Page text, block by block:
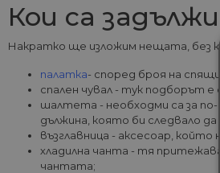
Кои са
Накратко ще изложим нещата, без
палатка- според броя на
спален чувал - тук подборът
шалтета - необходми са за
дължина, която би следвало
възглавница - аксесоар,
хладилна чанта - тя
чантата;